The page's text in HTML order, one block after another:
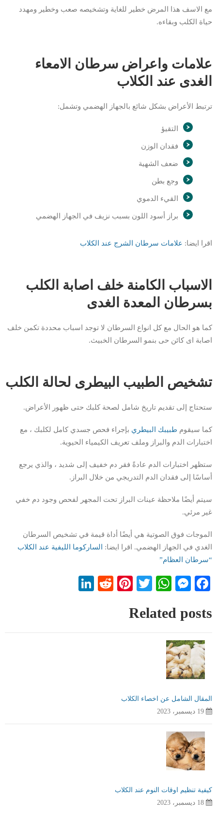
مع الاسف هذا المرض خطير للغاية وتشخيصه صعب وخطير ومهدد
حياة الكلب وبقاءه.
علامات واعراض سرطان الامعاء
الغدى عند الكلاب
ترتبط الأعراض بشكل شائع بالجهاز الهضمي وتشمل:
التقيؤ
فقدان الوزن
ضعف الشهية
وجع بطن
القيء الدموي
براز أسود اللون بسبب نزيف في الجهاز الهضمي
اقرا ايضا: علامات سرطان الشرج عند الكلاب
الاسباب الكامنة خلف اصابة الكلب
بسرطان المعدة الغدى
كما هو الحال مع كل انواع السرطان لا توجد اسباب محددة تكمن خلف
اصابة اى كائن حى بنمو السرطان الخبيث.
تشخيص الطبيب البيطرى لحالة الكلب
ستحتاج إلى تقديم تاريخ شامل لصحة كلبك حتى ظهور الأعراض.
كما سيقوم طبيبك البيطري بإجراء فحص جسدي كامل لكلبك ، مع
اختبارات الدم والبراز وملف تعريف الكيمياء الحيوية.
ستظهر اختبارات الدم عادةً فقر دم خفيف إلى شديد ، والذي يرجع
أساسًا إلى فقدان الدم التدريجي من خلال البراز.
سيتم أيضًا ملاحظة عينات البراز تحت المجهر لفحص وجود دم خفي
غير مرئي.
الموجات فوق الصوتية هي أيضًا أداة قيمة في تشخيص السرطان
الغدي في الجهاز الهضمي. اقرا ايضا:
الساركوما الليفية عند الكلاب
“سرطان العظام”
Facebook
Messenger
WhatsApp
Twitter
Pinterest
Reddit
Related posts
المقال الشامل عن اخصاء الكلاب
19 ديسمبر، 2023
كيفية تنظيم اوقات النوم عند الكلاب
18 ديسمبر، 2023